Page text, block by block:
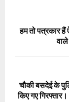
हम तो पत्रकार हैं
वाले
चौकी बसदेई के
किए गए